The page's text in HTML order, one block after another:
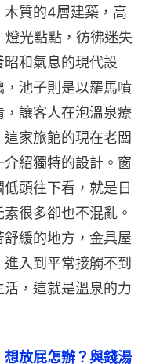
質的4層建築，高
光點點，彷彿迷失
和氣息的現代設
池子則是以羅馬噴
讓客人在泡溫泉療
家旅館的現在老闆
紹獨特的設計。窗
頭往下看，就是日
很多卻也不混亂。
緩的地方，金具屋
入到平常接觸不到
，這就是溫泉的力
放屁怎辦？與錢湯